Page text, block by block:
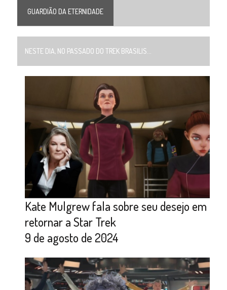
GUARDIÃO DA ETERNIDADE
NESTE DIA, NO PASSADO DO TREK BRASILIS...
Kate Mulgrew fala sobre seu desejo em
retornar a Star Trek
9 de agosto de 2024